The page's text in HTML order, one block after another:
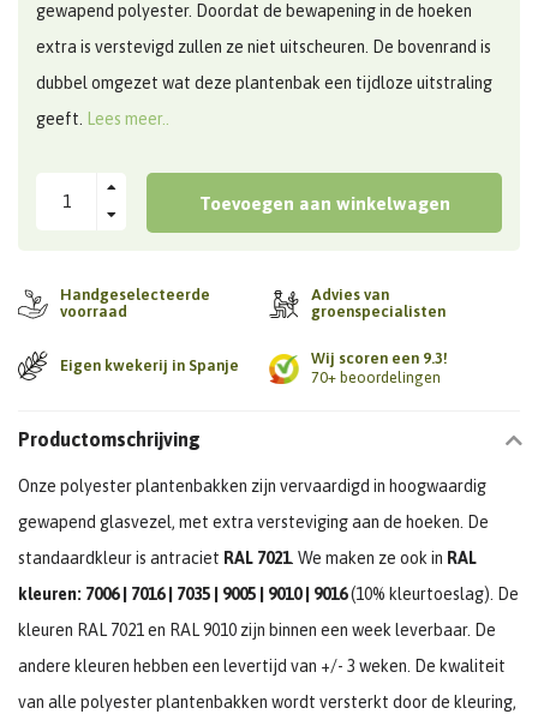
gewapend polyester. Doordat de bewapening in de hoeken
extra is verstevigd zullen ze niet uitscheuren. De bovenrand is
dubbel omgezet wat deze plantenbak een tijdloze uitstraling
geeft. Lees meer..
Toevoegen aan winkelwagen
Handgeselecteerde
voorraad
Advies van
groenspecialisten
Eigen kwekerij in Spanje
Wij scoren een 9.3!
70+ beoordelingen
Productomschrijving
Onze polyester plantenbakken zijn vervaardigd in hoogwaardig
gewapend glasvezel, met extra versteviging aan de hoeken. De
standaardkleur is antraciet RAL 7021. We maken ze ook in RAL
kleuren: 7006 | 7016 | 7035 | 9005 | 9010 | 9016(10% kleurtoeslag). De
kleuren RAL 7021 en RAL 9010 zijn binnen een week leverbaar. De
andere kleuren hebben een levertijd van +/- 3 weken. De kwaliteit
van alle polyester plantenbakken wordt versterkt door de kleuring,